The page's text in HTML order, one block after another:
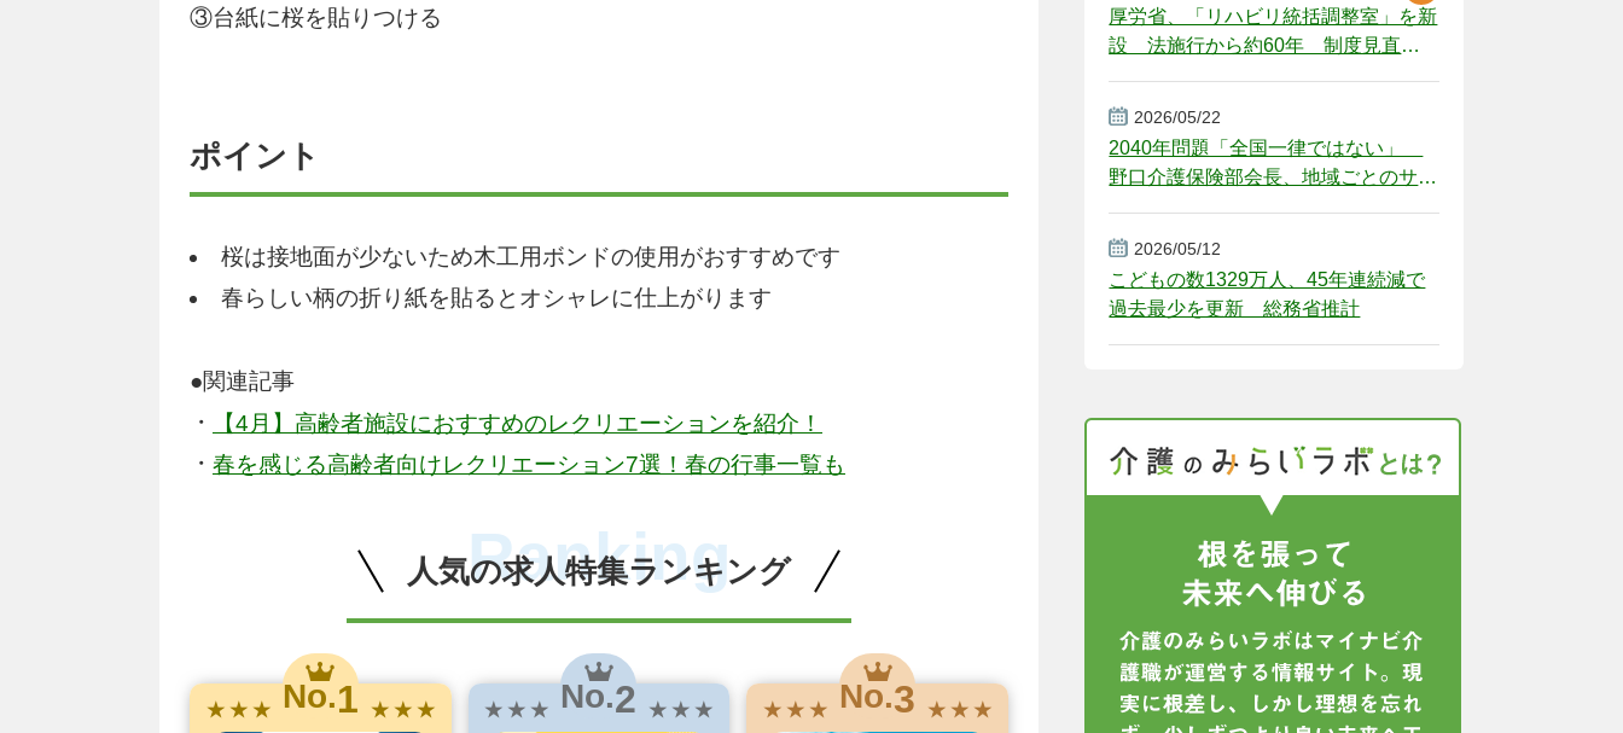
③台紙に桜を貼りつける
ポイント
桜は接地面が少ないため木工用ボンドの使用がおすすめです
春らしい柄の折り紙を貼るとオシャレに仕上がります
●関連記事
・
【4月】高齢者施設におすすめのレクリエーションを紹介！
・ 春を感じる高齢者向けレクリエーション7選！春の行事一覧も
人気の求人特集ランキング
Ranking
★ ★ ★ No.1 ★ ★ ★ ★ ★ ★ No.2 ★ ★ ★ ★ ★ ★ No.3 ★ ★ ★
厚労省、「リハビリ統括調整室」を新
設 法施行から約60年 制度見直し
2026/05/22
2040年問題「全国一律ではない」
野口介護保険部会長、地域ごとのサー
2026/05/12
こどもの数1329万人、45年連続減で
過去最少を更新 総務省推計